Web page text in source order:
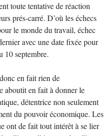
toute tentative de réaction
prés-carré. D’où les échecs
le monde du travail, échec
avec une date fixée pour
10 septembre.
en fait rien de
aboutit en fait à donner le
détentrice non seulement
du pouvoir économique. Les
ont de fait tout intérêt à se lier